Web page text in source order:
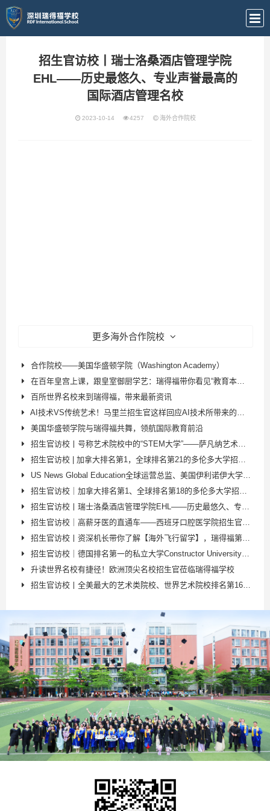
招生官访校丨瑞士洛桑酒店管理学院
EHL——历史最悠久、专业声誉最高的
国际酒店管理名校
2023-10-14 4257 海外合作院校
更多海外合作院校
合作院校——美国华盛顿学院（Washington Academy）
在百年皇宫上课，跟皇室御厨学艺：瑞得福带你看见“教育本该有的样子”
百所世界名校来到瑞得福，带来最新资讯
AI技术VS传统艺术！马里兰招生官这样回应AI技术所带来的冲击
美国华盛顿学院与瑞得福共舞，领航国际教育前沿
招生官访校丨号称艺术院校中的“STEM大学”——萨凡纳艺术与设计学院
招生官访校 | 加拿大排名第1，全球排名第21的多伦多大学招生官二度参访瑞得福，为学子们答疑解惑，分享申请秘笈
US News Global Education全球运营总监、美国伊利诺伊大学芝加哥分校招生官、美国贡萨加大学招生官来访
招生官访校｜加拿大排名第1、全球排名第18的多伦多大学招生官Aaron Wang分享申请秘笈
招生官访校丨瑞士洛桑酒店管理学院EHL——历史最悠久、专业声誉最高的国际酒店管理名校
招生官访校｜高薪牙医的直通车——西班牙口腔医学院招生官分享。西班牙CEU圣帕布洛大学＆埃雷拉大学
招生官访校丨资深机长带你了解【海外飞行留学】，瑞得福第二位“中国机长”也许就是你
招生官访校｜德国排名第一的私立大学Constructor University康斯特大学
升读世界名校有捷径！欧洲顶尖名校招生官莅临瑞得福学校
招生官访校丨全美最大的艺术类院校、世界艺术院校排名第16的【萨凡纳艺术与设计学院 Savannah College of Art and Design，简称SCAD】招生官访问瑞得福学校